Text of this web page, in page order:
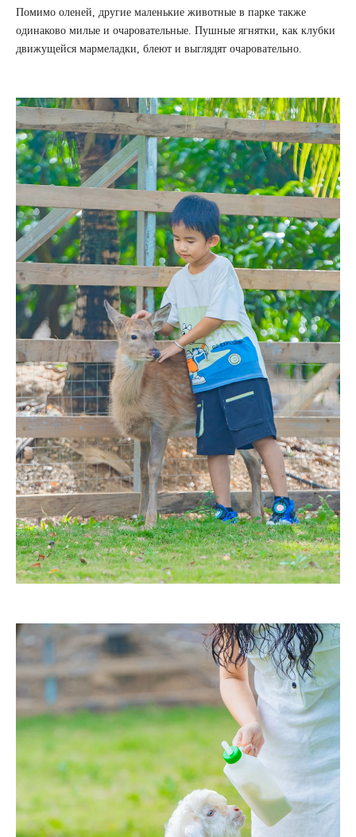
Помимо оленей, другие маленькие животные в парке также
одинаково милые и очаровательные. Пушные ягнятки, как клубки
движущейся мармеладки, блеют и выглядят очаровательно.